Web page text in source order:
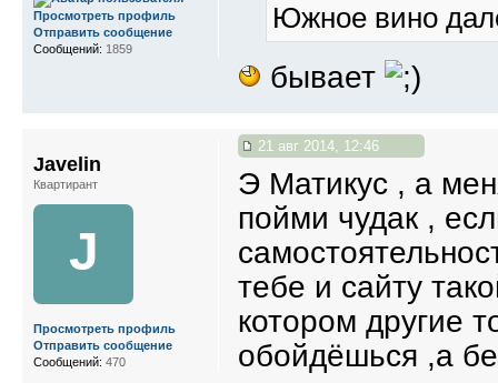
Южное вино
бывает
Просмотреть профиль
Отправить сообщение
Сообщений: 1859
21 авг 2014, 12:46
Э Матикус , а
пойми чудак ,
тебе и сайту
котором другие
обойдёшься ,а
Javelin
Квартирант
J
Просмотреть профиль
Отправить сообщение
Сообщений: 470